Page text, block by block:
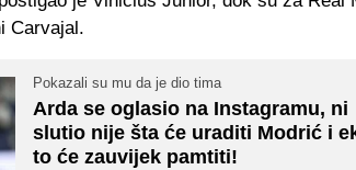
Carvajal.
Pokazali su mu da je dio tima
Arda se oglasio na Instagramu, ni
slutio nije šta će uraditi Modrić i
to će zauvijek pamtiti!